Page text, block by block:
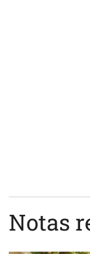
Notas